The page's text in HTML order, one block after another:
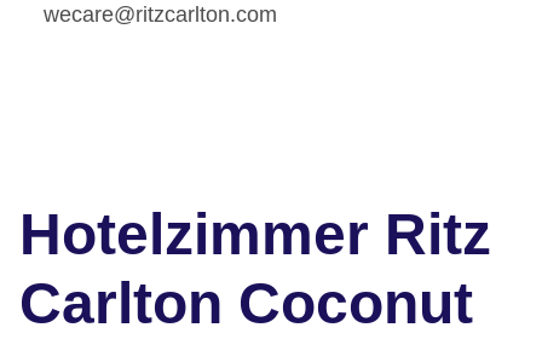
wecare@ritzcarlton.com
Hotelzimmer Ritz
Carlton Coconut